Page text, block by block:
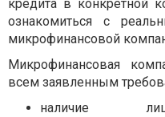
кредита в конкретной
ознакомиться с
микрофинансовой
Микрофинансовая
всем заявленным
наличие